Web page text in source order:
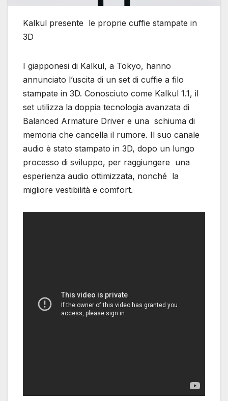
Kalkul presente le proprie cuffie stampate in
3D
I giapponesi di Kalkul, a Tokyo, hanno
annunciato l’uscita di un set di cuffie a filo
stampate in 3D. Conosciuto come Kalkul 1.1, il
set utilizza la doppia tecnologia avanzata di
Balanced Armature Driver e una schiuma di
memoria che cancella il rumore. Il suo canale
audio è stato stampato in 3D, dopo un lungo
processo di sviluppo, per raggiungere una
esperienza audio ottimizzata, nonché la
migliore vestibilità e comfort.